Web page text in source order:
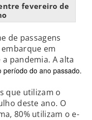
fevereiro de
de passagens
em
pandemia. A alta
do ano passado.
que utilizam o
deste ano. O
80% utilizam o e-